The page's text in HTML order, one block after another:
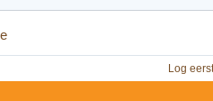
Log